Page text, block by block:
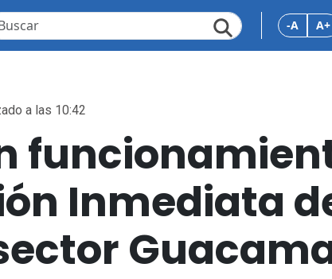
-A A+
a las 10:42
Inmediata